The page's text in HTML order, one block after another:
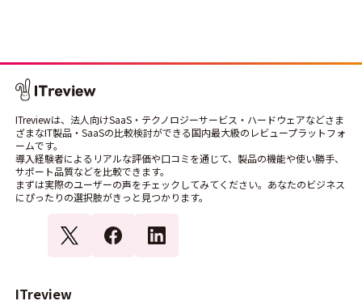
ITreviewは、法人向けSaaS・テクノロジーサービス・ハードウェアなどさま
ざまなIT製品・SaaSの比較検討ができる国内最大級のレビュープラットフォ
ームです。
導入経験者によるリアルな評価や口コミを通じて、製品の機能や使い勝手、
サポート品質などを比較できます。
まずは実際のユーザーの声をチェックしてみてください。あなたのビジネス
にぴったりの選択肢がきっと見つかります。
ITreview